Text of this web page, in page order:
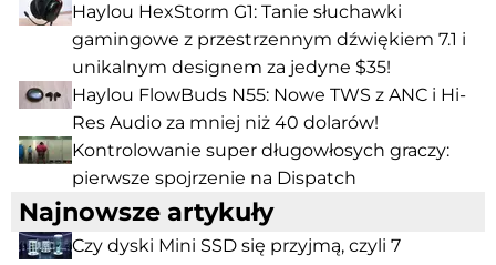
Haylou HexStorm G1: Tanie słuchawki
gamingowe z przestrzennym dźwiękiem 7.1 i
unikalnym designem za jedyne $35!
Haylou FlowBuds N55: Nowe TWS z ANC i Hi-
Res Audio za mniej niż 40 dolarów!
Kontrolowanie super długowłosych graczy:
pierwsze spojrzenie na Dispatch
Najnowsze artykuły
Czy dyski Mini SSD się przyjmą, czyli 7